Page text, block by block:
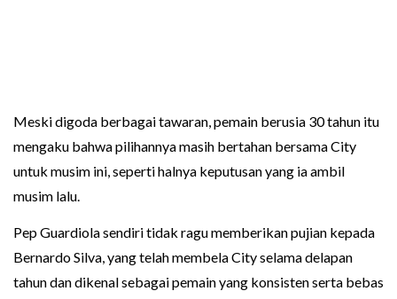
Meski digoda berbagai tawaran, pemain berusia 30 tahun itu
mengaku bahwa pilihannya masih bertahan bersama City
untuk musim ini, seperti halnya keputusan yang ia ambil
musim lalu.
Pep Guardiola sendiri tidak ragu memberikan pujian kepada
Bernardo Silva, yang telah membela City selama delapan
tahun dan dikenal sebagai pemain yang konsisten serta bebas